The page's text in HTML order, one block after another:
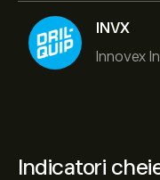
INVX
Innovex
Indicatori